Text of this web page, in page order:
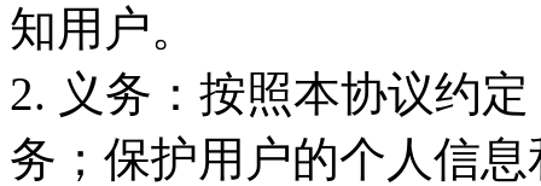
知用户。
2. 义务：按照本协议约
务；保护用户的个人信